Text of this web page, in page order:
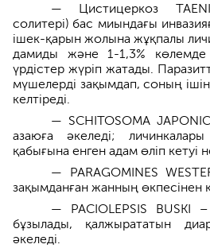
— Цистицеркоз
солитері) бас миындағы
ішек-қарын жолына жұқпалы
дамиды және 1-1,3% көлемде
үрдістер жүріп жатады.
мүшелерді зақымдап, соның
келтіреді.
— SCHITOSOMA
азаюға әкеледі;
қабығына енген адам өліп кетуі
— PARAGOMINES
зақымданған жанның өкпесінен
— PACIOLEPSIS BUSKI
бұзылады, қалжырататын
әкеледі.